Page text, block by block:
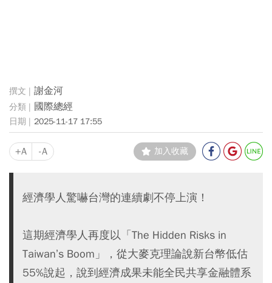
謝金河
國際總經
2025-11-17 17:55
+A -A 加入收藏
經濟學人驚嚇台灣的連續劇不停上演！
這期經濟學人再度以「The Hidden Risks in
Taiwan’s Boom」，從大麥克理論說新台幣低估
55%說起，說到經濟成果未能全民共享金融體系